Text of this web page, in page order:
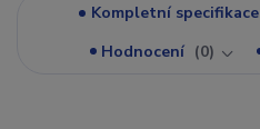
Kompletní specifikace
Hodnocení
0